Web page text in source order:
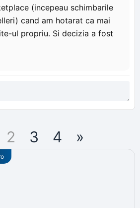
(incepeau schimbarile
cand am hotarat ca mai
ul propriu. Si decizia a fost
2 3 4 »